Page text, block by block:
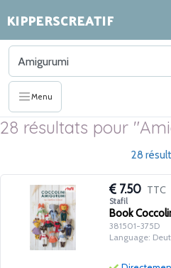
KIPPERSCREATIF
Menu
28 résultats pour
28
7.50 TTC
Stafil
Book
381501-375D
Language: